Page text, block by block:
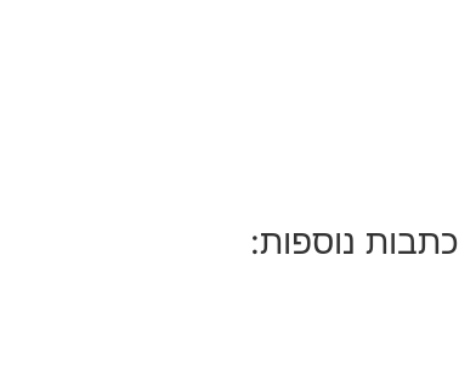
כתבות נוספות: